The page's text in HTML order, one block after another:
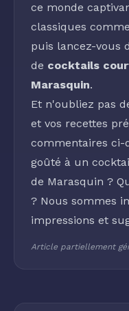
ce monde
classiques
puis lancez-vous
de cocktails
Marasquin.
Et n'oubliez pas
et vos recettes
commentaires ci-
goûté à un
de Marasquin ?
? Nous sommes
impressions et
Article partiellement